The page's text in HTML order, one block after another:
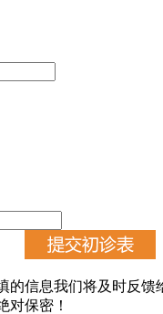
的信息我们将及时反馈
对保密！